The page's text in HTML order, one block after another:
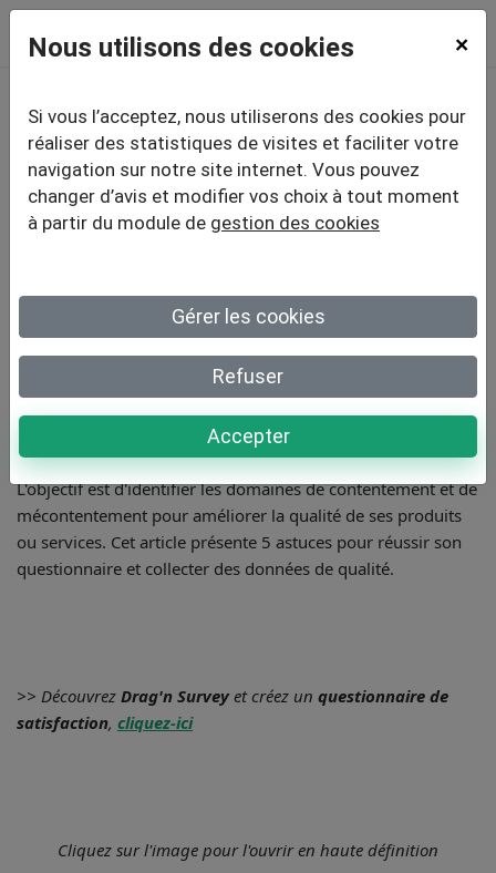
5 astuces pour créer
une enquête de
Améliorer la fidélité de ses clients et son image de marque
est aujourd'hui indispensable pour augmenter son chiffre
parts de marché. Pour y arriver, les entreprises doivent
interroger leurs clients à travers une enquête de satisfaction.
L'objectif est d'identifier les domaines de contentement et de
mécontentement pour améliorer la qualité de ses produits
ou services. Cet article présente 5 astuces pour réussir son
questionnaire et collecter des données de qualité.
>> Découvrez Drag'n Surveyet créez un questionnaire de
satisfaction, cliquez-ici
Cliquez sur l'image pour l'ouvrir en haute définition
Nous utilisons des cookies ×
Si vous l’acceptez, nous utiliserons des cookies pour
réaliser des statistiques de visites et faciliter votre
navigation sur notre site internet. Vous pouvez
changer d’avis et modifier vos choix à tout moment
à partir du module de gestion des cookies
Gérer les cookies
Refuser
Accepter